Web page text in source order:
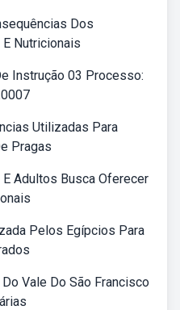
Dos
Nutricionais
Instrução 03 Processo:
Utilizadas Para
Pragas
Adultos Busca Oferecer
Pelos Egípcios Para
Vale Do São Francisco